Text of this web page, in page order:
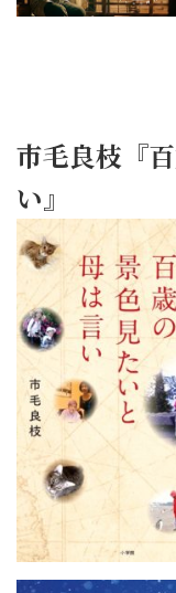
市毛良枝『
い』